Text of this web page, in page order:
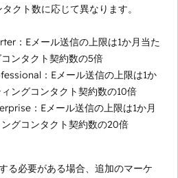
クト数に応じて異なります。
：Eメール送信の上限は1か月当た
ンタクト契約数の5倍
：Eメール送信の上限は1か
ングコンタクト契約数の10倍
：Eメール送信の上限は1か月
グコンタクト契約数の20倍
る必要がある場合、追加のマーケ